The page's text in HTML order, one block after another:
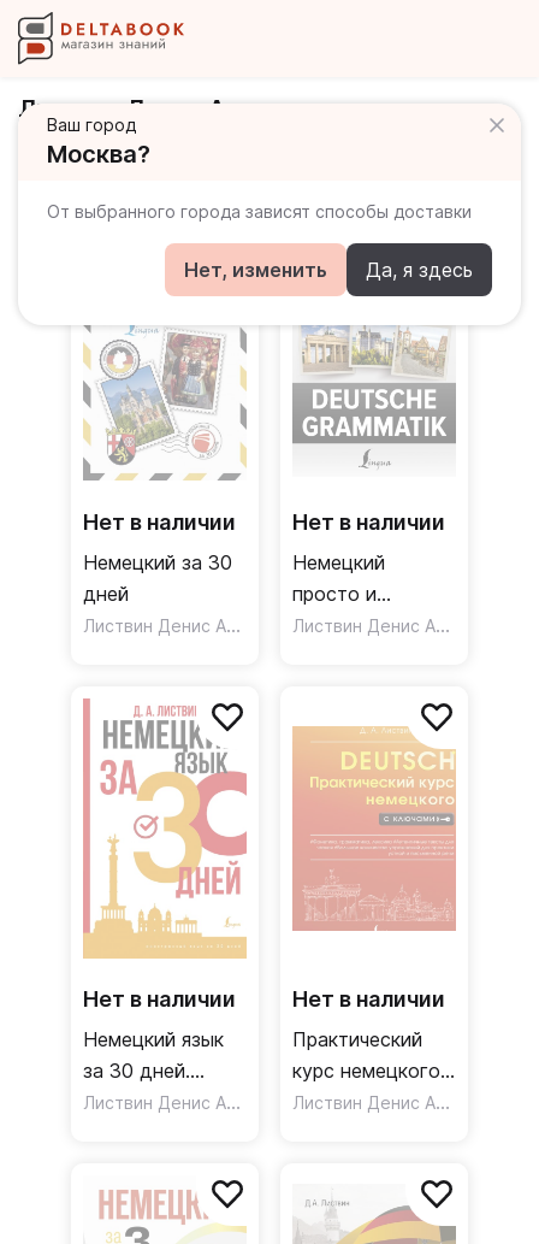
Ваш город
Москва?
От выбранного города зависят способы доставки
Нет, изменить Да, я здесь
Листвин Денис Алексеевич
Книги автора
Нет в наличии
Немецкий за 30
дней
Листвин Денис Алексеевич
Нет в наличии
Немецкий
просто и
понятно.
Листвин Денис Алексеевич
Нет в наличии
Немецкий язык
за 30 дней.
Самоучитель
Листвин Денис Алексеевич
Нет в наличии
Практический
курс немецкого
с ключами
Листвин Денис Алексеевич